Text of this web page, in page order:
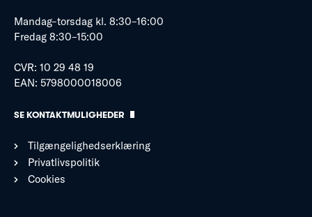
Mandag–torsdag kl. 8:30–16:00
Fredag 8:30–15:00
CVR: 10 29 48 19
EAN: 5798000018006
SE KONTAKTMULIGHEDER
Tilgængelighedserklæring
Privatlivspolitik
Cookies